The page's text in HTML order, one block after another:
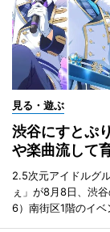
見る・遊ぶ
渋谷にすとぷ
や楽曲流して
2.5次元アイドルグ
ぇ」が8月8日、渋
6）南街区1階のイベ